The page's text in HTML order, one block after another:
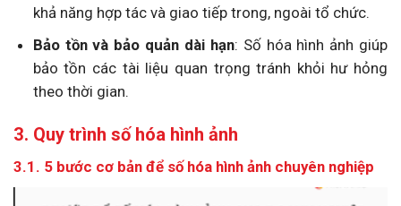
khả năng hợp tác và giao tiếp trong, ngoài tổ chức.
Bảo tồn và bảo quản dài hạn: Số hóa hình ảnh giúp
bảo tồn các tài liệu quan trọng tránh khỏi hư hỏng
theo thời gian.
3. Quy trình số hóa hình ảnh
3.1. 5 bước cơ bản để số hóa hình ảnh chuyên nghiệp